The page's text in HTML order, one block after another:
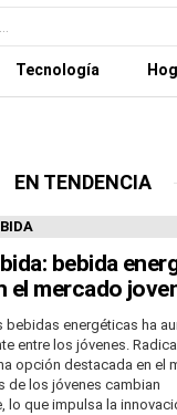
Tecnología
EN TENDENCIA
bebida
el mercado
bebidas energéticas ha
entre los jóvenes.
opción destacada en el
de los jóvenes cambian
lo que impulsa la